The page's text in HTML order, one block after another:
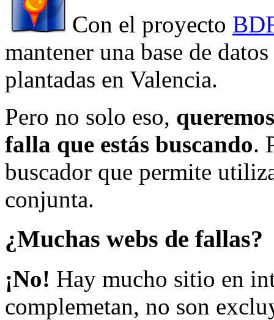
Con el proyecto
mantener una base de
plantadas en Valencia.
Pero no solo eso,
falla que estás buscando.
buscador que permite
conjunta.
¿Muchas webs de fallas?
¡No! Hay mucho sitio en
complemetan, no son